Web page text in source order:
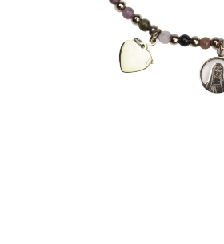
MÉDAILLES JÉSUS
MÉDAILLE SAINTS
MÉDAILLES ENFANTS
EX-VOTOS ET COEURS SACRÉS
BOUGIES ET CIERGES